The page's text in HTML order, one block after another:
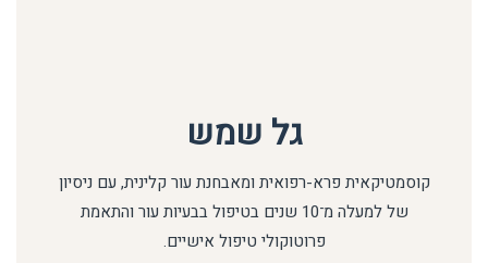
גל שמש
קוסמטיקאית פרא-רפואית ומאבחנת עור קלינית, עם ניסיון
של למעלה מ־10 שנים בטיפול בבעיות עור והתאמת
פרוטוקולי טיפול אישיים.